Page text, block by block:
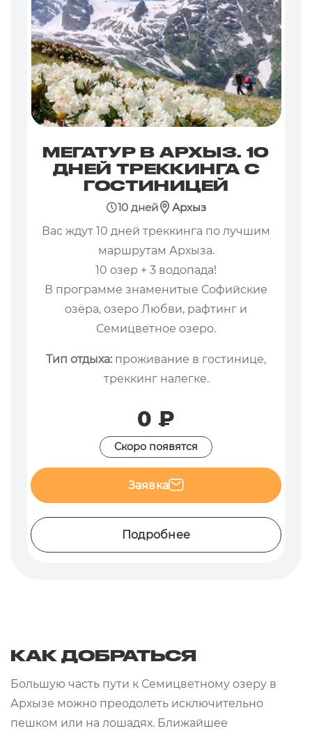
МЕГАТУР В АРХЫЗ. 10
ДНЕЙ ТРЕККИНГА С
ГОСТИНИЦЕЙ
10 дней
Архыз
Вас ждут 10 дней треккинга по лучшим
маршрутам Архыза.
10 озер + 3 водопада!
В программе знаменитые Софийские
озёра, озеро Любви, рафтинг и
Семицветное озеро.
Тип отдыха: проживание в гостинице,
треккинг налегке.
0 ₽
Скоро появятся
Подробнее
Заявка
КАК ДОБРАТЬСЯ
Большую часть пути к Семицветному озеру в
Архызе можно преодолеть исключительно
пешком или на лошадях. Ближайшее